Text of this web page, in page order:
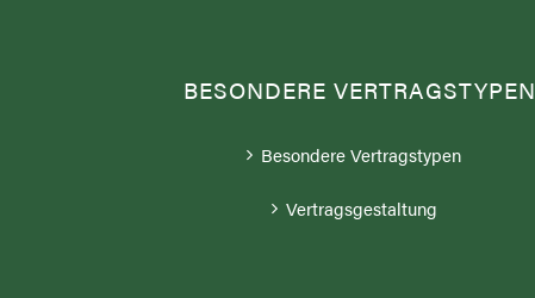
BESONDERE VERTRAGSTYPEN
Besondere Vertragstypen
Vertragsgestaltung